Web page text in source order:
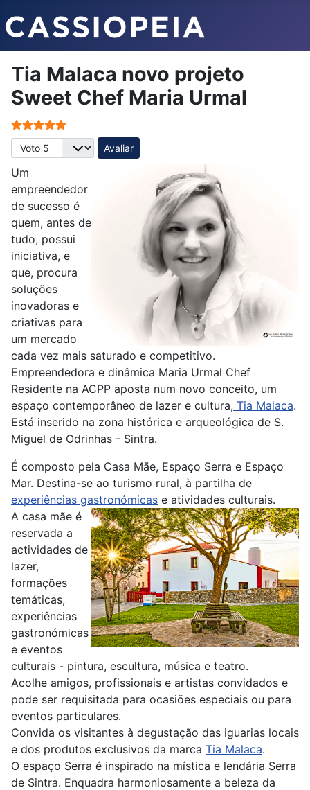
Tia Malaca novo projeto
Sweet Chef Maria Urmal
Votos do utilizador:
Avalie, por favor
Um
empreendedor
de sucesso é
quem, antes de
tudo, possui
iniciativa, e
que, procura
soluções
inovadoras e
criativas para
um mercado
cada vez mais saturado e competitivo.
Empreendedora e dinâmica Maria Urmal Chef
Residente na ACPP aposta num novo conceito, um
espaço contemporâneo de lazer e cultura, Tia Malaca.
Está inserido na zona histórica e arqueológica de S.
Miguel de Odrinhas - Sintra.
É composto pela Casa Mãe, Espaço Serra e Espaço
Mar. Destina-se ao turismo rural, à partilha de
experiências gastronómicas e atividades culturais.
A casa mãe é
reservada a
actividades de
lazer,
formações
temáticas,
experiências
gastronómicas
e eventos
culturais - pintura, escultura, música e teatro.
Acolhe amigos, profissionais e artistas convidados e
pode ser requisitada para ocasiões especiais ou para
eventos particulares.
Convida os visitantes à degustação das iguarias locais
e dos produtos exclusivos da marca Tia Malaca.
O espaço Serra é inspirado na mística e lendária Serra
de Sintra. Enquadra harmoniosamente a beleza da